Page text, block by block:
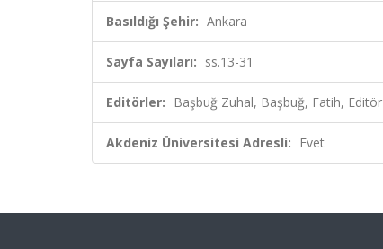
Basıldığı Şehir: Ankara
Sayfa Sayıları: ss.13-31
Editörler: Başbuğ Zuhal, Başbuğ, Fatih, Editör
Akdeniz Üniversitesi Adresli: Evet